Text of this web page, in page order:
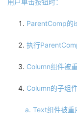
ParentComp的
执行
Column组件被
Column的子组
a. Text组件被重用